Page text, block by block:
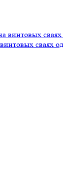
сваях